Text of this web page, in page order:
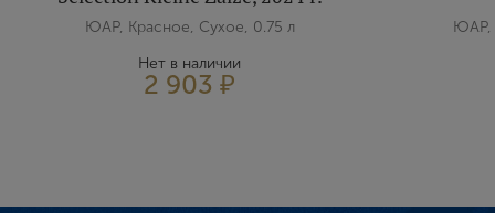
ЮАР, Красное, Сухое, 0.75 л
Нет в наличии
2 903 ₽
ЮАР,